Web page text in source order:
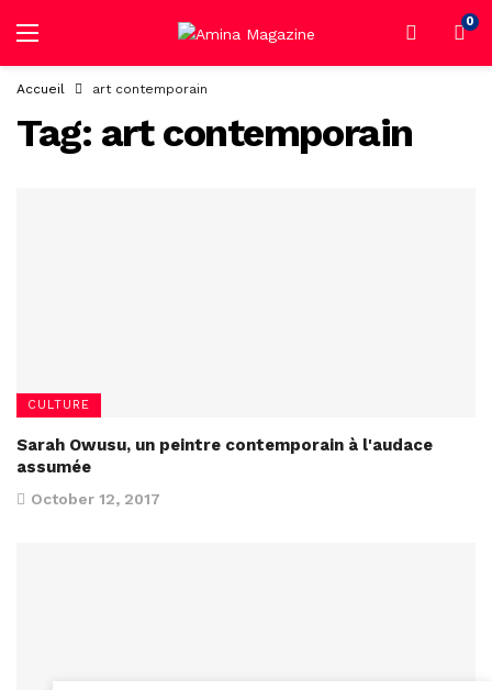
0
Accueil art contemporain
Tag: art contemporain
CULTURE
Sarah Owusu, un peintre contemporain à l'audace
assumée
October 12, 2017